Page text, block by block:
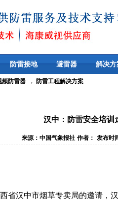
防雷接地 避雷器 解决方
频防雷器 ， 防雷工程解决方案
汉中：防雷安全培训
来源：中国气象报社 作者： 发布时
汉中市烟草专卖局的邀请，汉